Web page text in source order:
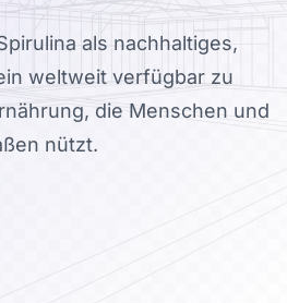
als nachhaltiges,
weltweit verfügbar zu
die Menschen und
nützt.